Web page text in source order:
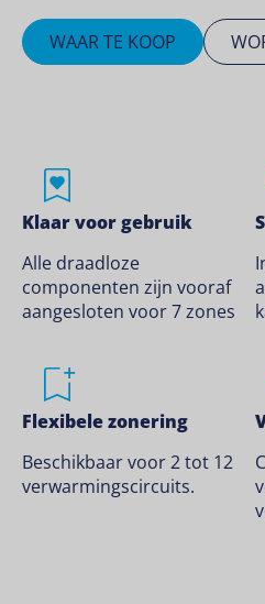
WAAR TE KOOP
Klaar voor gebruik
Alle draadloze
componenten zijn vooraf
aangesloten voor 7 zones
Flexibele zonering
Beschikbaar voor 2 tot 12
verwarmingscircuits.